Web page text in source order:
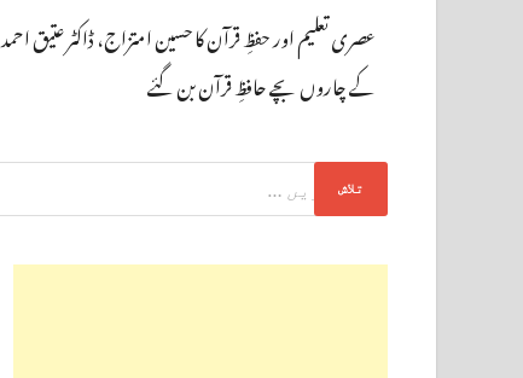
عصری تعلیم اور حفظِ قرآن کا حسین امتزاج، ڈاکٹر عتیق احمد
کے چاروں بچے حافظِ قرآن بن گئے